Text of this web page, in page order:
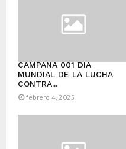
CAMPAÑA 001 DÍA
MUNDIAL DE LA LUCHA
CONTRA...
febrero 4, 2025